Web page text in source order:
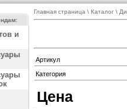
и
Главная страница \ Каталог\
Артикул
Категория
Цена